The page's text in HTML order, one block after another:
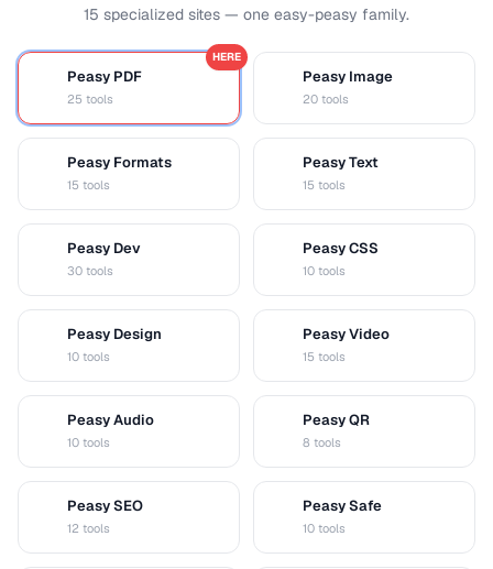
15 specialized sites — one easy-peasy family.
Peasy PDF
25 tools
HERE
Peasy Image
20 tools
Peasy Formats
15 tools
Peasy Text
15 tools
Peasy Dev
30 tools
Peasy CSS
10 tools
Peasy Design
10 tools
Peasy Video
15 tools
Peasy Audio
10 tools
Peasy QR
8 tools
Peasy SEO
12 tools
Peasy Safe
10 tools